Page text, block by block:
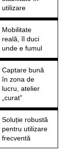
utilizare
Mobilitate
reală, îl duci
unde e fumul
Captare bună
în zona de
lucru, atelier
„curat”
Soluție robustă
pentru utilizare
frecventă